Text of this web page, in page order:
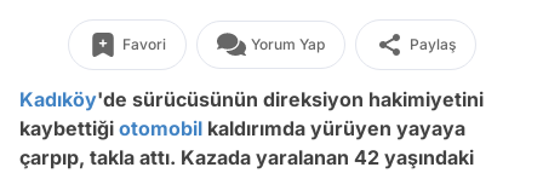
Favori Yorum Yap Paylaş
Kadıköy'de sürücüsünün direksiyon hakimiyetini
kaybettiği otomobil kaldırımda yürüyen yayaya
çarpıp, takla attı. Kazada yaralanan 42 yaşındaki